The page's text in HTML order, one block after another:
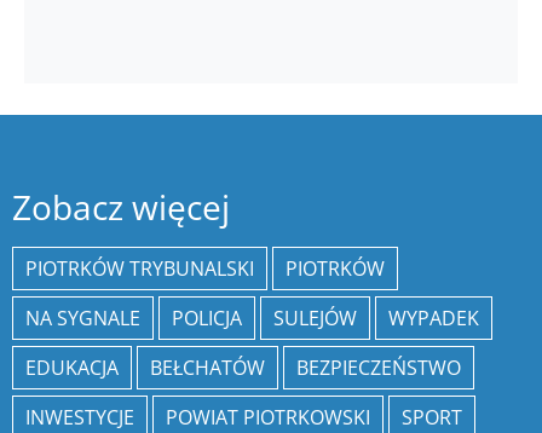
Zobacz więcej
PIOTRKÓW TRYBUNALSKI
PIOTRKÓW
NA SYGNALE
POLICJA SULEJÓW
WYPADEK
EDUKACJA
BEŁCHATÓW
BEZPIECZEŃSTWO
INWESTYCJE
POWIAT PIOTRKOWSKI
SPORT